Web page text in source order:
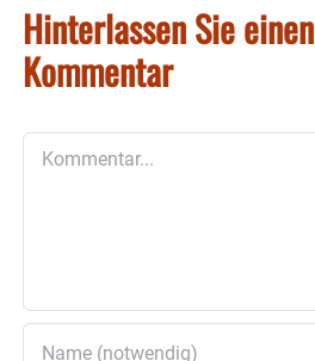
Hinterlassen Sie einen
Kommentar